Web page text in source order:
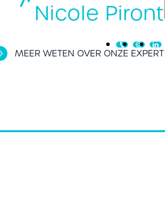
Nicole Piront
MEER WETEN OVER ONZE EXPERT